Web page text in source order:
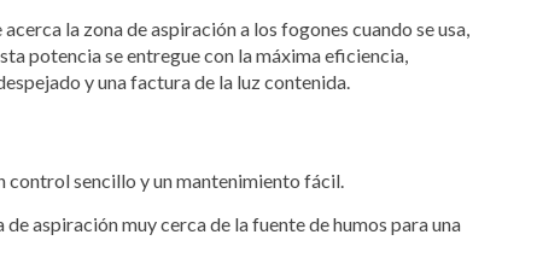
la zona de aspiración a los fogones cuando se usa,
potencia se entregue con la máxima eficiencia,
y una factura de la luz contenida.
control sencillo y un mantenimiento fácil.
aspiración muy cerca de la fuente de humos para una